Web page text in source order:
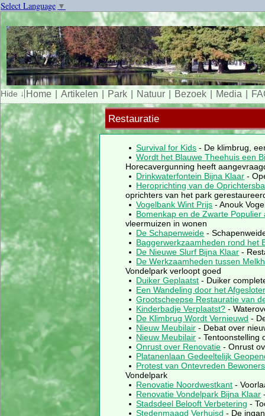
Select Language ▼
Home Artikelen Park Natuur Bezoek Media
Restauratie
Survival for Kids - De klimbrug,
Wordt het Blauwe Theehuis een
Horecavergunning heeft
Drinkwaterfontein Bijna Klaar -
Heroprichting van de
oprichters van het park
Vogelbank Wint Prijs - Anouk
Bomenkap en de Zwarte
vleermuizen in wonen
De Schapenweide -
Baggerwerkzaamheden rond het
De Nieuwe Slurf Bijna Klaar -
De Werkzaamheden tussen
Vondelpark verloopt goed
Duiker Geplaatst - Duiker
Een Wandeling door het
Grootscheepse Restauratie van
Kinderbadje Verplaatst? -
De Klimbrug Wordt Vernieuwd -
Nieuw Meubilair - Debat over
Nieuw Meubilair - Tentoonstelling
Onrust over Renovatie - Onrust
Platanenlaan Gedeeltelijk
Protest van Ontevreden Bewoners
Vondelpark
Renovatie Noordwestkant -
Renovatie Vondelpark Bijna Klaar
Stadsdeel Belooft Verbetering -
Stedenmaagd Verhuisd - De